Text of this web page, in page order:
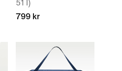
51 l)
799 kr